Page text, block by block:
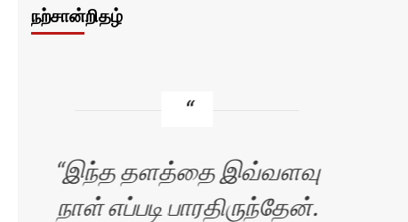
நற்சான்றிதழ்
இந்த தளத்தை இவ்வளவு
நாள் எப்படி பாரதிருந்தேன்.